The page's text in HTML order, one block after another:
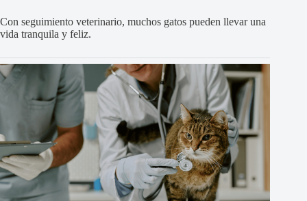
Con seguimiento veterinario, muchos gatos pueden llevar una
vida tranquila y feliz.